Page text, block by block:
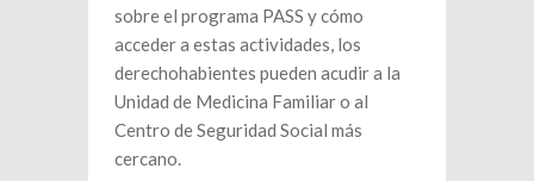
sobre el programa PASS y cómo
acceder a estas actividades, los
derechohabientes pueden acudir a la
Unidad de Medicina Familiar o al
Centro de Seguridad Social más
cercano.